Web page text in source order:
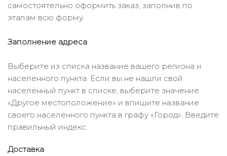
самостоятельно оформить заказ, заполнив по
этапам всю форму.
Заполнение адреса
Выберите из списка название вашего региона и
населённого пункта. Если вы не нашли свой
населённый пункт в списке, выберите значение
«Другое местоположение» и впишите название
своего населённого пункта в графу «Город». Введите
правильный индекс.
Доставка